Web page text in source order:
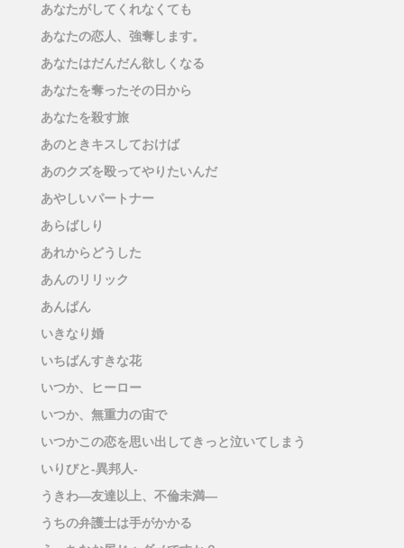
あなたがしてくれなくても
あなたの恋人、強奪します。
あなたはだんだん欲しくなる
あなたを奪ったその日から
あなたを殺す旅
あのときキスしておけば
あのクズを殴ってやりたいんだ
あやしいパートナー
あらばしり
あれからどうした
あんのリリック
あんぱん
いきなり婚
いちばんすきな花
いつか、ヒーロー
いつか、無重力の宙で
いつかこの恋を思い出してきっと泣いてしまう
いりびと-異邦人-
うきわ―友達以上、不倫未満―
うちの弁護士は手がかかる